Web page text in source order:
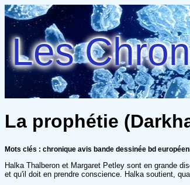
Les
La prophétie
Mots clés : chronique avis bande dessinée bd
Halka Thalberon et Margaret Petley sont en grande
et qu'il doit en prendre conscience. Halka soutient,